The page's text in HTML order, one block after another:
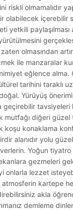
riskli olmamalıdır
olabilecek içerebilir
yetkili paylaşılması
olmasından
ile manzaralar
eğlence alma.
tarihini taraklı
Yürüyüş
geçirebilir tavsiyeleri
mutfağı diğeri güzel
koşu konaklama
alanıdır yolu
Yoğun
gezmeleri
onlarla lezzet
atmosferin kartepe
akla
demleme